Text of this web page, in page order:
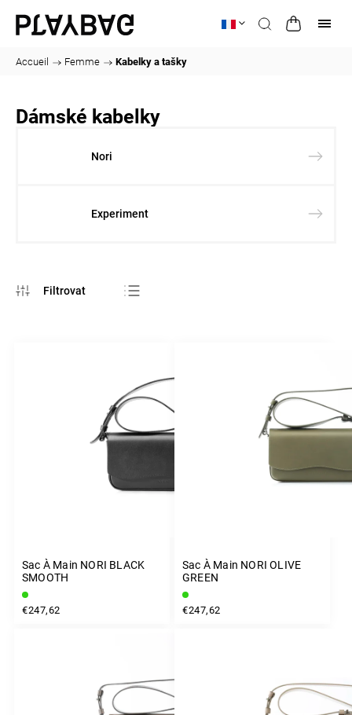
Accueil / Femme / Kabelky a tašky
Dámské kabelky
Nori
Experiment
Sac À Main NORI BLACK
SMOOTH
€247,62
Sac À Main NORI OLIVE
GREEN
€247,62